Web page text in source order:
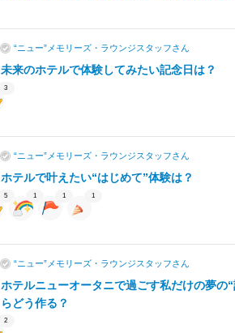
“ニュー”メモリーズ・ラウンジスタッフさん
未来のホテルで体験してみたい記念日は？
3
“ニュー”メモリーズ・ラウンジスタッフさん
ホテルで叶えたい“はじめて”体験は？
5 1 1 1
“ニュー”メモリーズ・ラウンジスタッフさん
ホテルニューオータニで過ごす私だけの夢の
らどう作る？
2